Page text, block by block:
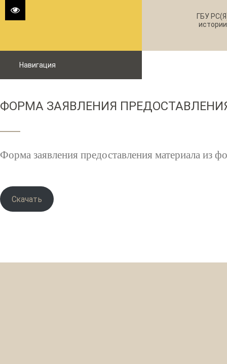
ГБУ
Навигация
ФОРМА ЗАЯВЛЕНИЯ
Форма заявления предоставления материала из
Скачать